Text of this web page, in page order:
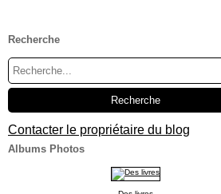
Recherche
Contacter le propriétaire du blog
Albums Photos